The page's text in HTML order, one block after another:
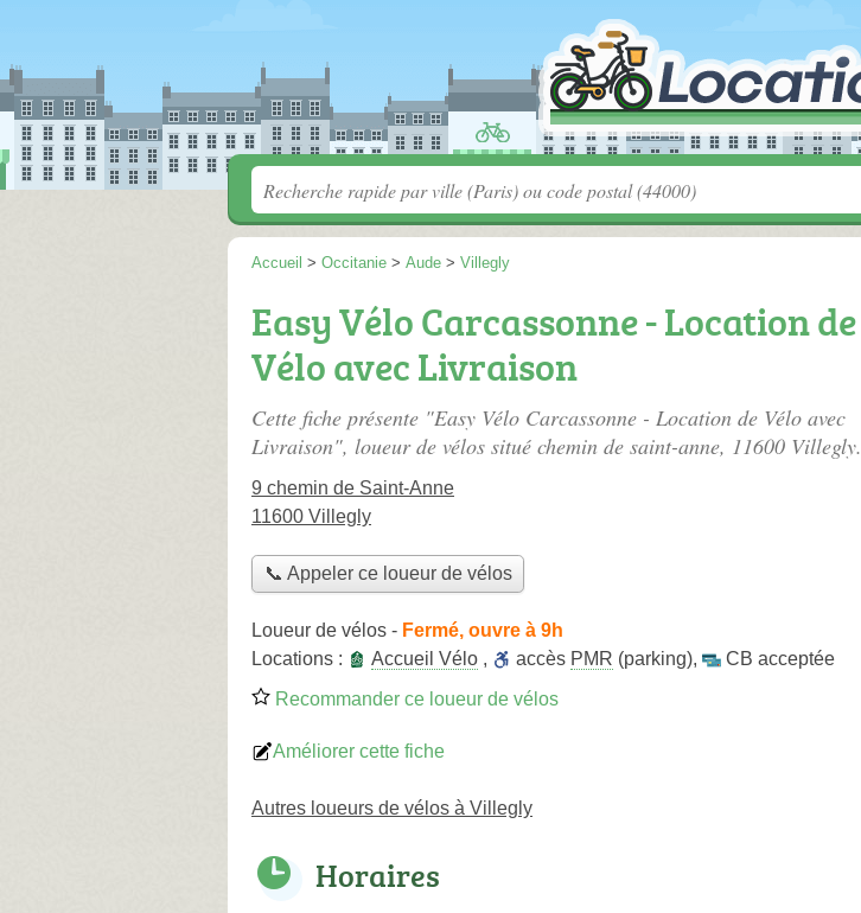
Accueil > Occitanie > Aude > Villegly
Easy Vélo Carcassonne - Location de
Vélo avec Livraison
Cette fiche présente "Easy Vélo Carcassonne - Location de Vélo avec
Livraison", loueur de vélos situé chemin de saint-anne, 11600 Villegly.
9 chemin de Saint-Anne
11600 Villegly
📞 Appeler ce loueur de vélos
Loueur de vélos - Fermé, ouvre à 9h
Locations :
Accueil Vélo , accès PMR (parking),
CB acceptée
Recommander ce loueur de vélos
Améliorer cette fiche
Autres loueurs de vélos à Villegly
Horaires